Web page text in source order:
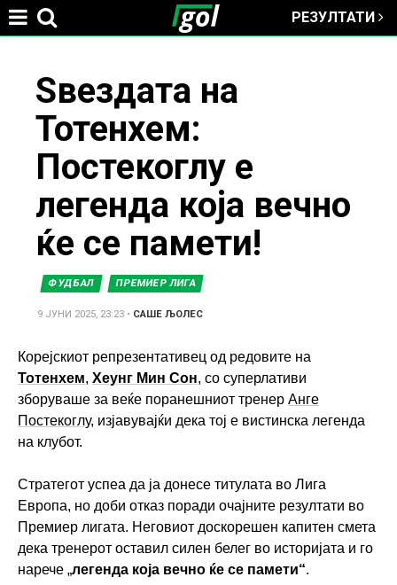
РЕЗУЛТАТИ
Ѕвездата на
Тотенхем:
Постекоглу е
легенда која вечно
ќе се памети!
ФУДБАЛ ПРЕМИЕР ЛИГА
9 ЈУНИ 2025, 23:23 • САШЕ ЉОЛЕС
Корејскиот репрезентативец од редовите на
Тотенхем, Хеунг Мин Сон, со суперлативи
зборуваше за веќе поранешниот тренер Анге
Постекоглу, изјавувајќи дека тој е вистинска легенда
на клубот.
Стратегот успеа да ја донесе титулата во Лига
Европа, но доби отказ поради очајните резултати во
Премиер лигата. Неговиот доскорешен капитен смета
дека тренерот оставил силен белег во историјата и го
нарече „легенда која вечно ќе се памети“.